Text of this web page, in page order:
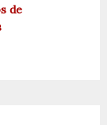
de